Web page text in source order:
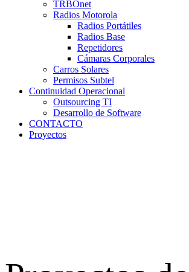
TRBOnet
Radios Motorola
Radios Portátiles
Radios Base
Repetidores
Cámaras Corporales
Carros Solares
Permisos Subtel
Continuidad Operacional
Outsourcing TI
Desarrollo de Software
CONTACTO
Proyectos